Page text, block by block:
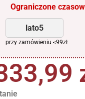
Ograniczone
lato5
przy zamówieniu <99zł